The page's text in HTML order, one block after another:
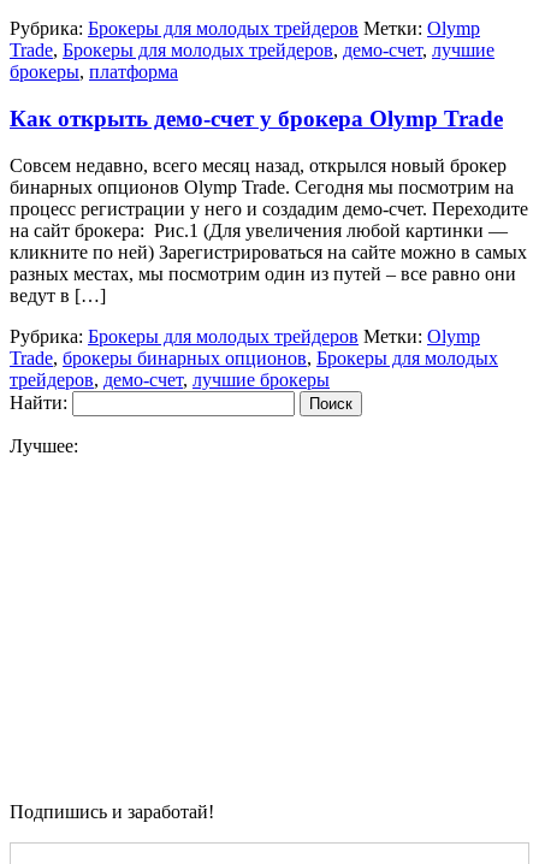
Рубрика: Брокеры для молодых трейдеров Метки: Olymp
Trade, Брокеры для молодых трейдеров, демо-счет, лучшие
брокеры, платформа
Как открыть демо-счет у брокера Olymp Trade
Совсем недавно, всего месяц назад, открылся новый брокер
бинарных опционов Olymp Trade. Сегодня мы посмотрим на
процесс регистрации у него и создадим демо-счет. Переходите
на сайт брокера: Рис.1 (Для увеличения любой картинки —
кликните по ней) Зарегистрироваться на сайте можно в самых
разных местах, мы посмотрим один из путей – все равно они
ведут в […]
Рубрика: Брокеры для молодых трейдеров Метки: Olymp
Trade, брокеры бинарных опционов, Брокеры для молодых
трейдеров, демо-счет, лучшие брокеры
Найти:
Лучшее:
Подпишись и заработай!